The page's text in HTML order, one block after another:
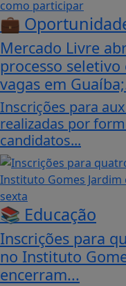
💼
Mercado Livre
processo
vagas em
Inscrições para
realizadas por
candidatos...
📚 Educação
Inscrições para
no Instituto
encerram...